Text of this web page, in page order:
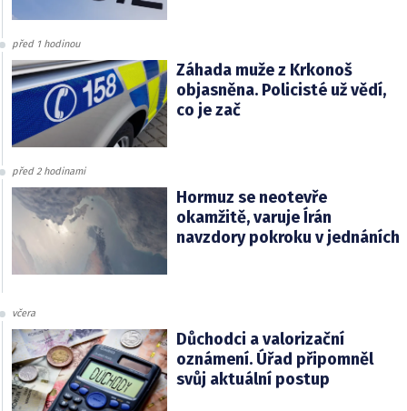
před 1 hodinou
Záhada muže z Krkonoš
objasněna. Policisté už vědí,
co je zač
před 2 hodinami
Hormuz se neotevře
okamžitě, varuje Írán
navzdory pokroku v jednáních
včera
Důchodci a valorizační
oznámení. Úřad připomněl
svůj aktuální postup